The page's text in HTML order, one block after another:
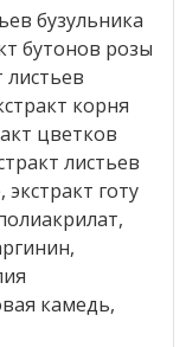
бузульника
бутонов розы
листьев
корня
цветков
листьев
готу
камедь,